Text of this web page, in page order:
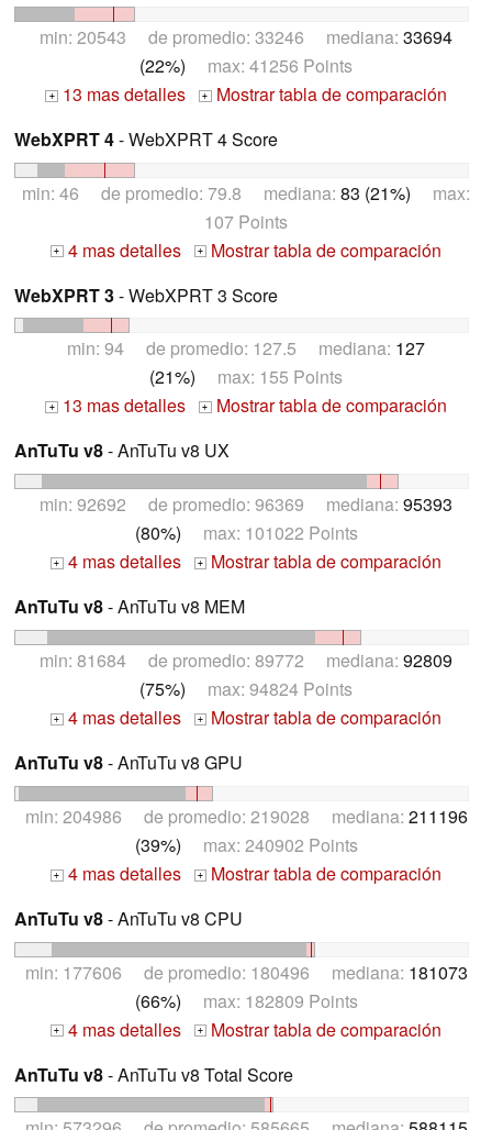
min: 20543 de promedio: 33246 mediana: 33694
(22%) max: 41256 Points
+ 13 mas detalles + Mostrar tabla de comparación
WebXPRT 4- WebXPRT 4 Score
min: 46 de promedio: 79.8 mediana: 83 (21%) max:
107 Points
+ 4 mas detalles +
Mostrar tabla de comparación
WebXPRT 3- WebXPRT 3 Score
min: 94 de promedio: 127.5 mediana: 127
(21%) max: 155 Points
+ 13 mas detalles + Mostrar tabla de comparación
AnTuTu v8- AnTuTu v8 UX
min: 92692 de promedio: 96369 mediana: 95393
(80%) max: 101022 Points
+ 4 mas detalles +
Mostrar tabla de comparación
AnTuTu v8- AnTuTu v8 MEM
min: 81684 de promedio: 89772 mediana: 92809
(75%) max: 94824 Points
+ 4 mas detalles +
Mostrar tabla de comparación
AnTuTu v8- AnTuTu v8 GPU
min: 204986 de promedio: 219028 mediana: 211196
(39%) max: 240902 Points
+ 4 mas detalles +
Mostrar tabla de comparación
AnTuTu v8- AnTuTu v8 CPU
min: 177606 de promedio: 180496 mediana: 181073
(66%) max: 182809 Points
+ 4 mas detalles +
Mostrar tabla de comparación
AnTuTu v8- AnTuTu v8 Total Score